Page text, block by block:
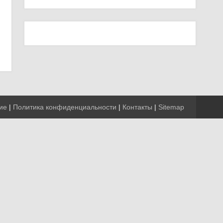
| Политика конфиденциальности | Контакты | Sitemap